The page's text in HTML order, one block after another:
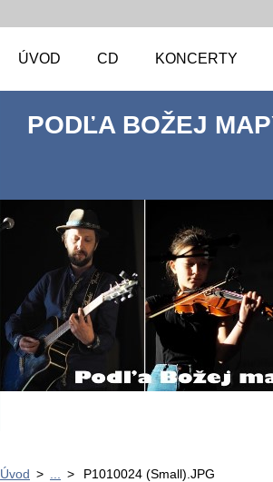
ÚVOD CD KONCERTY
PODĽA BOŽEJ
Úvod > > P1010024 (Small).JPG